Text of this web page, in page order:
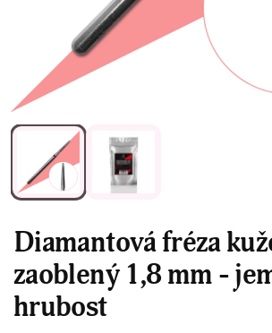
Diamantová fréza
zaoblený 1,8 mm -
hrubost